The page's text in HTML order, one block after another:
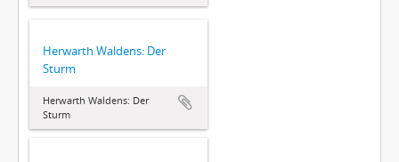
Herwarth Waldens: Der
Sturm
Herwarth Waldens: Der
Sturm